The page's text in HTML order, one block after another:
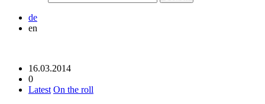
de
en
16.03.2014
0
Latest On the roll